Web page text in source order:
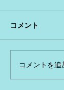
コメント
コメントを